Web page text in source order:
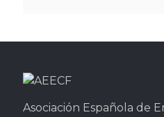
Asociación Española de